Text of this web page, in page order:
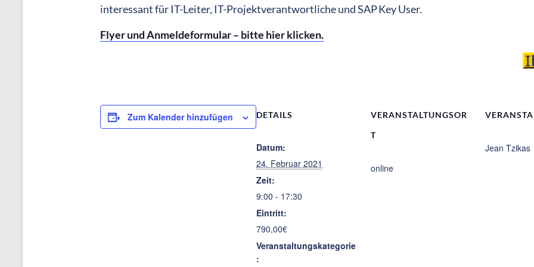
interessant für IT-Leiter, IT-Projektverantwortliche und SAPKey User.
Flyer und Anmeldeformular – bitte hier klicken.
Zum Kalender hinzufügen DETAILS
Datum:
24. Februar 2021
Zeit:
9:00 - 17:30
Eintritt:
790,00€
Veranstaltungskategorie
:
VERANSTALTUNGSOR
T
online
Jean Tzikas